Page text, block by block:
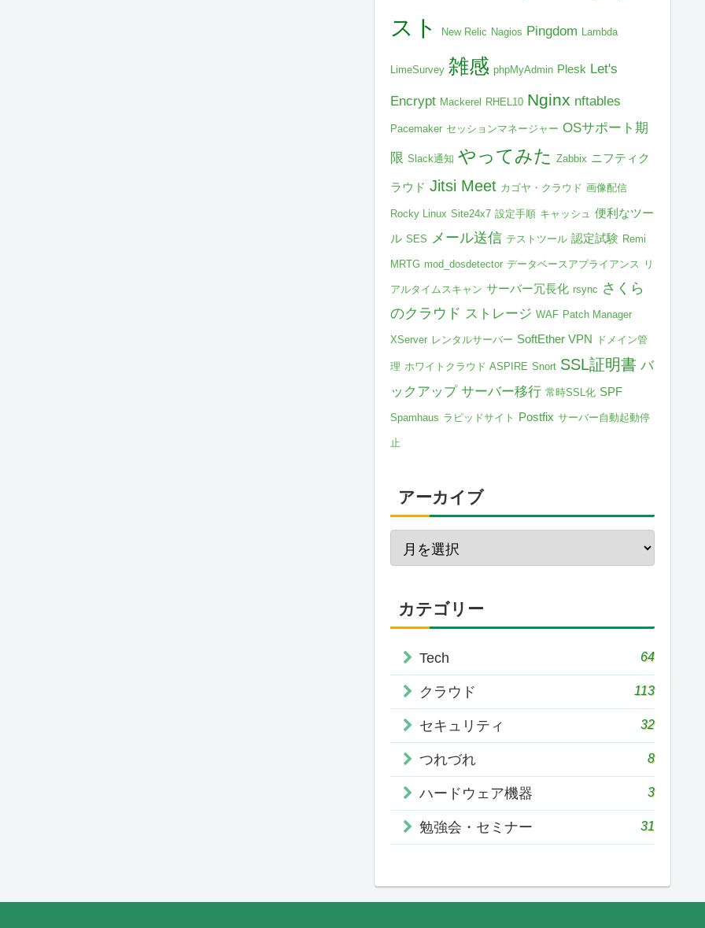
スト
New Relic Nagios Pingdom Lambda
LimeSurvey 雑感 phpMyAdmin Plesk Let's
Encrypt Mackerel RHEL10 Nginx nftables
Pacemaker セッションマネージャー OSサポート期
限 Slack通知 やってみた Zabbix ニフティク
ラウド Jitsi Meet カゴヤ・クラウド 画像配信
Rocky Linux Site24x7 設定手順 キャッシュ 便利なツー
ル SES メール送信 テストツール 認定試験 Remi
MRTG mod_dosdetector データベースアプライアンス リ
アルタイムスキャン サーバー冗長化 rsync さくら
のクラウド ストレージ WAF Patch Manager
XServer レンタルサーバー SoftEther VPN ドメイン管
理 ホワイトクラウド ASPIRE Snort SSL証明書 バ
ックアップ サーバー移行 常時SSL化 SPF
Spamhaus ラピッドサイト Postfix サーバー自動起動停
止
アーカイブ
カテゴリー
Tech 64
クラウド 113
セキュリティ 32
つれづれ 8
ハードウェア機器 3
勉強会・セミナー 31